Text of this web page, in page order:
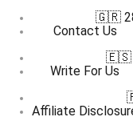
Contact Us
Write For Us
Affiliate
🇬🇷 28
🇪🇸